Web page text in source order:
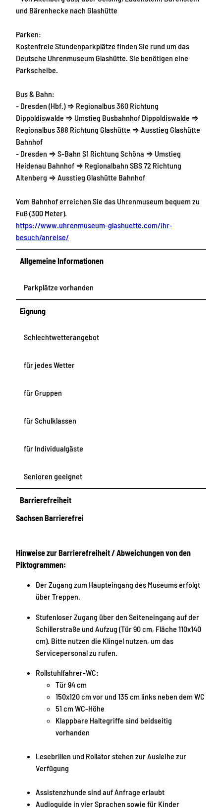
und Bärenhecke nach Glashütte
Parken:
Kostenfreie Stundenparkplätze finden Sie rund um das
Deutsche Uhrenmuseum Glashütte. Sie benötigen eine
Parkscheibe.
Bus & Bahn:
- Dresden (Hbf.) ⇒ Regionalbus 360 Richtung
Dippoldiswalde ⇒ Umstieg Busbahnhof Dippoldiswalde ⇒
Regionalbus 388 Richtung Glashütte ⇒ Ausstieg Glashütte
Bahnhof
- Dresden ⇒ S-Bahn S1 Richtung Schöna ⇒ Umstieg
Heidenau Bahnhof ⇒ Regionalbahn SBS 72 Richtung
Altenberg ⇒ Ausstieg Glashütte Bahnhof
Vom Bahnhof erreichen Sie das Uhrenmuseum bequem zu
Fuß (300 Meter).
https://www.uhrenmuseum-glashuette.com/ihr-
besuch/anreise/
Allgemeine Informationen
Parkplätze vorhanden
Eignung
Schlechtwetterangebot
für jedes Wetter
für Gruppen
für Schulklassen
für Individualgäste
Senioren geeignet
Barrierefreiheit
Sachsen Barrierefrei
Hinweise zur Barrierefreiheit / Abweichungen von den
Piktogrammen:
Der Zugang zum Haupteingang des Museums erfolgt
über Treppen.
Stufenloser Zugang über den Seiteneingang auf der
Schillerstraße und Aufzug (Tür 90 cm, Fläche 110x140
cm). Bitte nutzen die Klingel nutzen, um das
Servicepersonal zu rufen.
Rollstuhlfahrer-WC:
Tür 94 cm
150x120 cm vor und 135 cm links neben dem WC
51 cm WC-Höhe
Klappbare Haltegriffe sind beidseitig
vorhanden
Lesebrillen und Rollator stehen zur Ausleihe zur
Verfügung
Assistenzhunde sind auf Anfrage erlaubt
Audioguide in vier Sprachen sowie für Kinder